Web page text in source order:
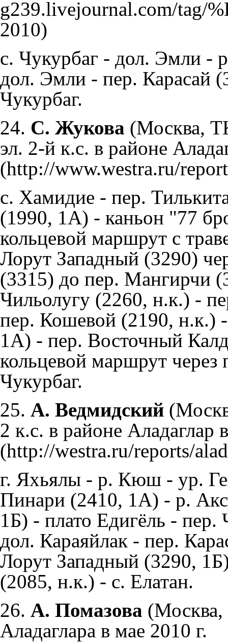
с. Чукурбаг - дол. Эмли -
дол. Эмли - пер. Карасай
Чукурбаг.
24. С. Жукова (Москва,
эл. 2-й к.с. в районе
с. Хамидие - пер.
(1990, 1А) - каньон "77
кольцевой маршрут с
Лорут Западный (3290)
(3315) до пер. Мангирчи
Чильолугу (2260, н.к.) -
пер. Кошевой (2190, н.к.)
1А) - пер. Восточный
кольцевой маршрут
Чукурбаг.
25. А. Ведмидский
2 к.с. в районе Аладаглар
г. Яхьялы - р. Кюш - ур.
Пинари (2410, 1А) - р.
1Б) - плато Едигёль -
дол. Караяйлак - пер.
Лорут Западный (3290,
(2085, н.к.) - с. Елатан.
26. А. Помазова
Аладаглара в мае 2010 г.